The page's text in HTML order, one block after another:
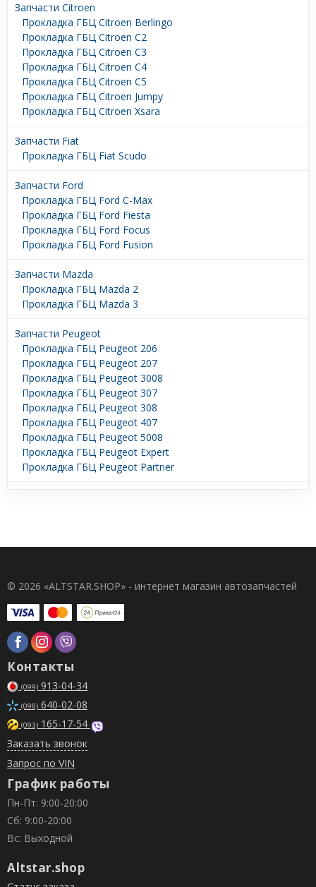
Запчасти Citroen
Прокладка ГБЦ Citroen Berlingo
Прокладка ГБЦ Citroen C2
Прокладка ГБЦ Citroen C3
Прокладка ГБЦ Citroen C4
Прокладка ГБЦ Citroen C5
Прокладка ГБЦ Citroen Jumpy
Прокладка ГБЦ Citroen Xsara
Запчасти Fiat
Прокладка ГБЦ Fiat Scudo
Запчасти Ford
Прокладка ГБЦ Ford C-Max
Прокладка ГБЦ Ford Fiesta
Прокладка ГБЦ Ford Focus
Прокладка ГБЦ Ford Fusion
Запчасти Mazda
Прокладка ГБЦ Mazda 2
Прокладка ГБЦ Mazda 3
Запчасти Peugeot
Прокладка ГБЦ Peugeot 206
Прокладка ГБЦ Peugeot 207
Прокладка ГБЦ Peugeot 3008
Прокладка ГБЦ Peugeot 307
Прокладка ГБЦ Peugeot 308
Прокладка ГБЦ Peugeot 407
Прокладка ГБЦ Peugeot 5008
Прокладка ГБЦ Peugeot Expert
Прокладка ГБЦ Peugeot Partner
© 2026 «ALTSTAR.SHOP» - интернет магазин автозапчастей
Контакты
(099) 913-04-34
(098) 640-02-08
(093) 165-17-54
Заказать звонок
Запрос по VIN
График работы
Пн-Пт: 9:00-20:00
Сб: 9:00-20:00
Вс: Выходной
Altstar.shop